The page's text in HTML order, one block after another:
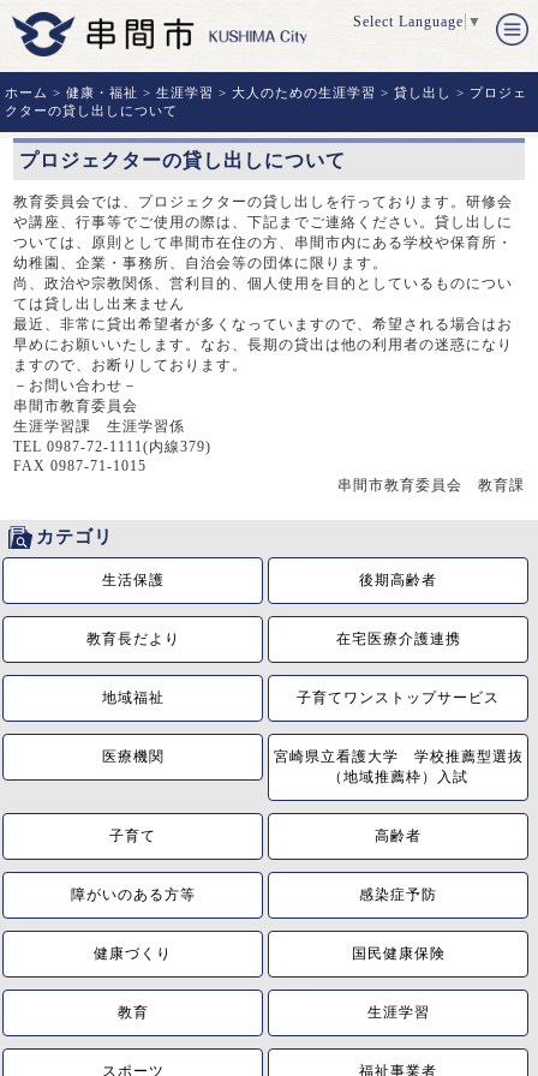
Select Language ▼
ホーム >健康・福祉 >生涯学習 >大人のための生涯学習 >貸し出し > プロジェ
クターの貸し出しについて
プロジェクターの貸し出しについて
教育委員会では、プロジェクターの貸し出しを行っております。研修会
や講座、行事等でご使用の際は、下記までご連絡ください。貸し出しに
ついては、原則として串間市在住の方、串間市内にある学校や保育所・
幼稚園、企業・事務所、自治会等の団体に限ります。
尚、政治や宗教関係、営利目的、個人使用を目的としているものについ
ては貸し出し出来ません
最近、非常に貸出希望者が多くなっていますので、希望される場合はお
早めにお願いいたします。なお、長期の貸出は他の利用者の迷惑になり
ますので、お断りしております。
－お問い合わせ－
串間市教育委員会
生涯学習課 生涯学習係
TEL 0987-72-1111(内線379)
FAX 0987-71-1015
串間市教育委員会 教育課
カテゴリ
生活保護 後期高齢者
教育長だより 在宅医療介護連携
地域福祉 子育てワンストップサービス
医療機関
宮崎県立看護大学 学校推薦型選抜
（地域推薦枠）入試
子育て 高齢者
障がいのある方等 感染症予防
健康づくり 国民健康保険
教育 生涯学習
スポーツ 福祉事業者